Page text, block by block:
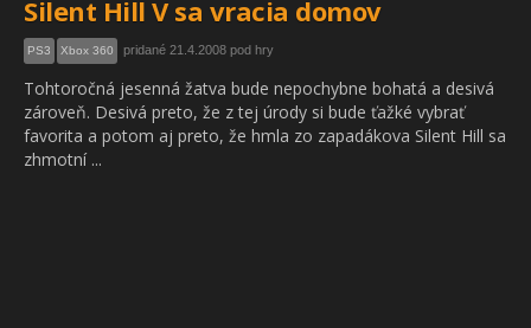
Silent Hill V sa vracia domov
PS3 Xbox 360 pridané 21.4.2008 pod hry
Tohtoročná jesenná žatva bude nepochybne bohatá a desivá
zároveň. Desivá preto, že z tej úrody si bude ťažké vybrať
favorita a potom aj preto, že hmla zo zapadákova Silent Hill sa
zhmotní ...